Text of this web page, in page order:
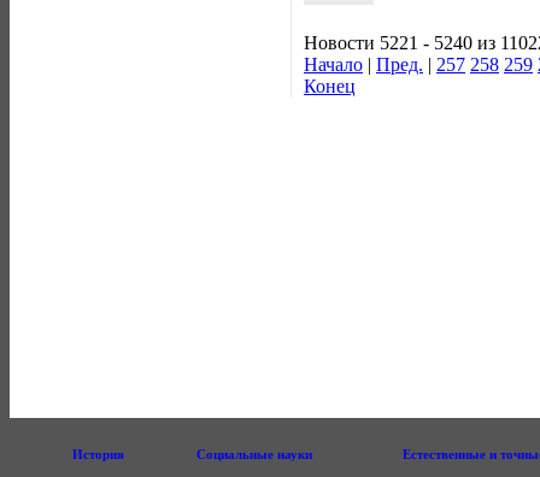
Новости 5221 - 5240 из
Начало | Пред. | 257 258 259
Конец
История Социальные науки Естественные и